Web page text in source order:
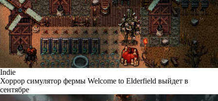
Indie
Хоррор симулятор фермы Welcome to Elderfield выйдет в
сентябре